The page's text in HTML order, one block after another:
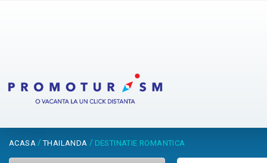
ACASA /THAILANDA / DESTINATIE ROMANTICA